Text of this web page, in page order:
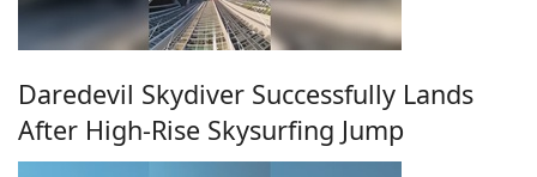
Daredevil Skydiver Successfully Lands
After High-Rise Skysurfing Jump